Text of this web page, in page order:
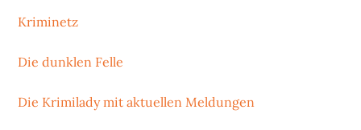
Kriminetz
Die dunklen Felle
Die Krimilady mit aktuellen Meldungen